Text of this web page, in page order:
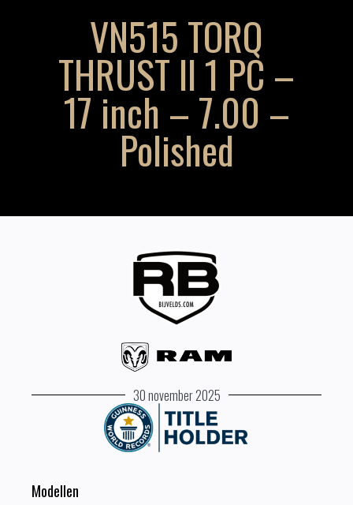
VN515 TORQ
THRUST II 1 PC –
17 inch – 7.00 –
Polished
30 november 2025
Modellen